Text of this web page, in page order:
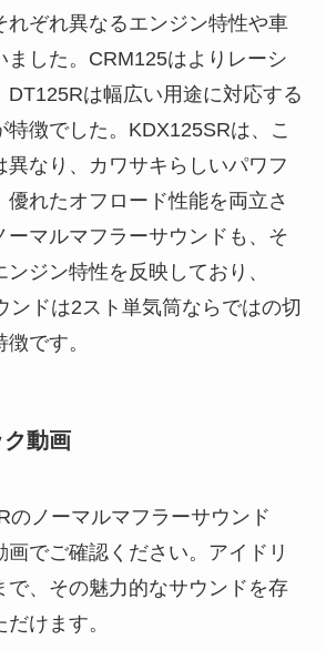
れぞれ異なるエンジン特性や車
ました。CRM125はよりレーシ
DT125Rは幅広い用途に対応する
徴でした。KDX125SRは、こ
異なり、カワサキらしいパワフ
優れたオフロード性能を両立さ
ーマルマフラーサウンドも、そ
ジン特性を反映しており、
ンドは2スト単気筒ならではの切
です。
動画
のノーマルマフラーサウンド
画でご確認ください。アイドリ
で、その魅力的なサウンドを存
けます。